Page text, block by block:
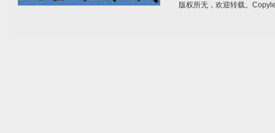
版权所无，欢迎转载。